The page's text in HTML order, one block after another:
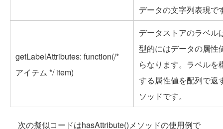
データの文字列表現で
getLabelAttributes: function(/*
アイテム */ item)
データストアのラベル
型的にはデータの属性
らなります。ラベルを
する属性値を配列で返
ソッドです。
次の擬似コードはhasAttribute()メソッドの使用例で